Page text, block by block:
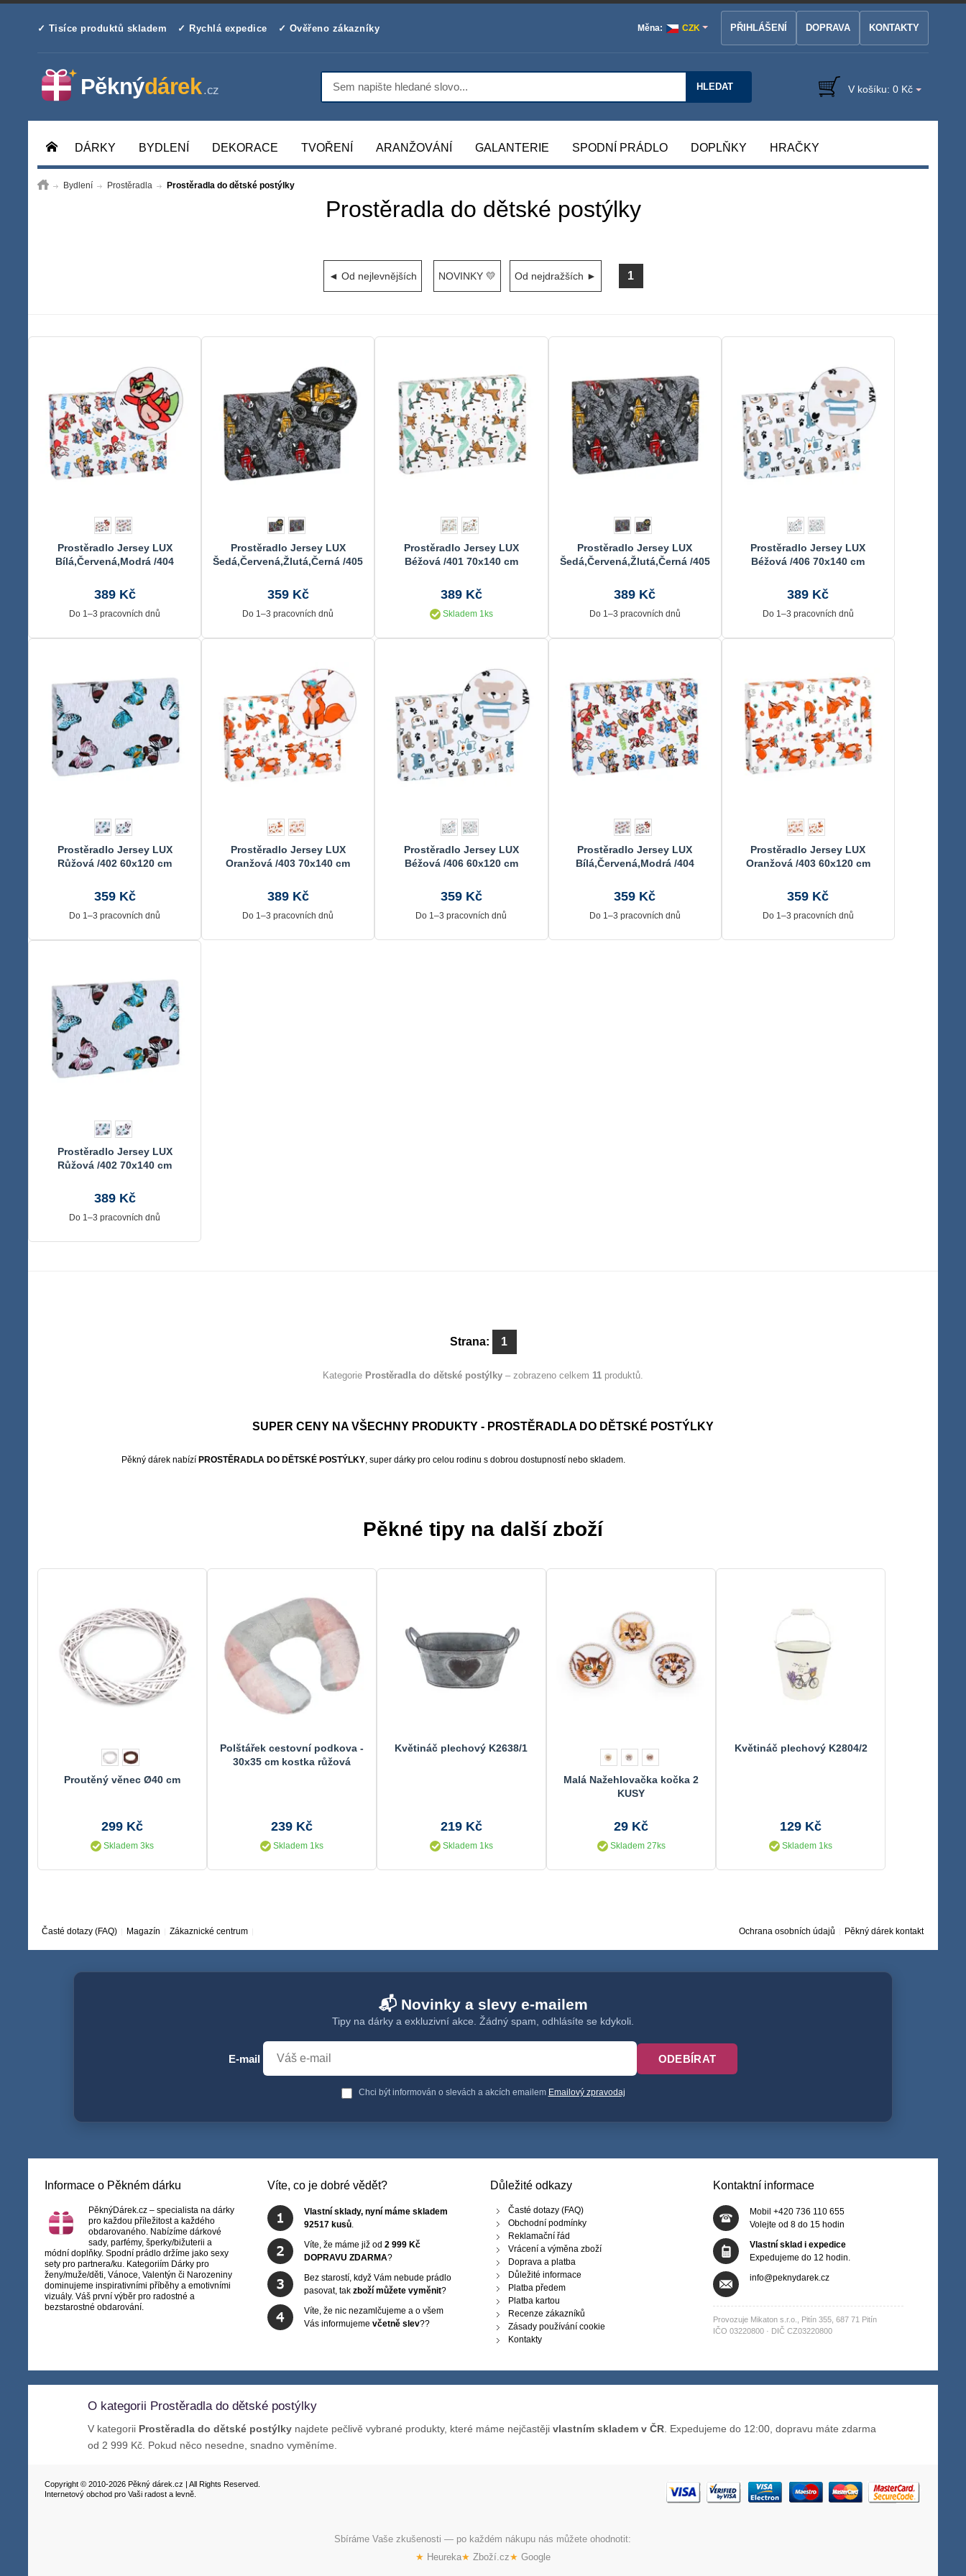
✓ Tisíce produktů skladem ✓ Rychlá expedice ✓ Ověřeno zákazníky Měna: CZK PŘIHLÁŠENÍ DOPRAVA KONTAKTY
HLEDAT V košíku: 0 Kč
DÁRKY BYDLENÍ DEKORACE TVOŘENÍ ARANŽOVÁNÍ GALANTERIE SPODNÍ PRÁDLO DOPLŇKY HRAČKY
Bydlení Prostěradla Prostěradla do dětské postýlky
Prostěradla do dětské postýlky
◄ Od nejlevnějších NOVINKY 💛 Od nejdražších ► 1
Prostěradlo Jersey LUX
Bílá,Červená,Modrá /404
389 Kč
Do 1–3 pracovních dnů
Prostěradlo Jersey LUX
Šedá,Červená,Žlutá,Černá /405
359 Kč
Do 1–3 pracovních dnů
Prostěradlo Jersey LUX
Béžová /401 70x140 cm
389 Kč
Skladem 1ks
Prostěradlo Jersey LUX
Šedá,Červená,Žlutá,Černá /405
389 Kč
Do 1–3 pracovních dnů
Prostěradlo Jersey LUX
Béžová /406 70x140 cm
389 Kč
Do 1–3 pracovních dnů
Prostěradlo Jersey LUX
Růžová /402 60x120 cm
359 Kč
Do 1–3 pracovních dnů
Prostěradlo Jersey LUX
Oranžová /403 70x140 cm
389 Kč
Do 1–3 pracovních dnů
Prostěradlo Jersey LUX
Béžová /406 60x120 cm
359 Kč
Do 1–3 pracovních dnů
Prostěradlo Jersey LUX
Bílá,Červená,Modrá /404
359 Kč
Do 1–3 pracovních dnů
Prostěradlo Jersey LUX
Oranžová /403 60x120 cm
359 Kč
Do 1–3 pracovních dnů
Prostěradlo Jersey LUX
Růžová /402 70x140 cm
389 Kč
Do 1–3 pracovních dnů
Strana: 1
Kategorie Prostěradla do dětské postýlky – zobrazeno celkem 11 produktů.
SUPER CENY NA VŠECHNY PRODUKTY - PROSTĚRADLA DO DĚTSKÉ POSTÝLKY
Pěkný dárek nabízí PROSTĚRADLA DO DĚTSKÉ POSTÝLKY, super dárky pro celou rodinu s dobrou dostupností nebo skladem.
Pěkné tipy na další zboží
Proutěný věnec Ø40 cm
299 Kč
Skladem 3ks
Polštářek cestovní podkova -
30x35 cm kostka růžová
239 Kč
Skladem 1ks
Květináč plechový K2638/1
219 Kč
Skladem 1ks
Malá Nažehlovačka kočka 2
KUSY
29 Kč
Skladem 27ks
Květináč plechový K2804/2
129 Kč
Skladem 1ks
Časté dotazy (FAQ) Magazín Zákaznické centrum Ochrana osobních údajů Pěkný dárek kontakt
📬 Novinky a slevy e-mailem
Tipy na dárky a exkluzivní akce. Žádný spam, odhlásíte se kdykoli.
E-mail ODEBÍRAT
Chci být informován o slevách a akcích emailem Emailový zpravodaj
Informace o Pěkném dárku
PěknýDárek.cz – specialista na dárky
pro každou příležitost a každého
obdarovaného. Nabízíme dárkové
sady, parfémy, šperky/bižuterii a
módní doplňky. Spodní prádlo držíme jako sexy
sety pro partnera/ku. Kategoriím Dárky pro
ženy/muže/děti, Vánoce, Valentýn či Narozeniny
dominujeme inspirativními příběhy a emotivními
vizuály. Váš první výběr pro radostné a
bezstarostné obdarování.
Víte, co je dobré vědět?
Vlastní sklady, nyní máme skladem
92517 kusů.
Víte, že máme již od 2 999 Kč
DOPRAVU ZDARMA?
Bez starostí, když Vám nebude prádlo
pasovat, tak zboží můžete vyměnit?
Víte, že nic nezamlčujeme a o všem
Vás informujeme včetně slev??
Důležité odkazy
Časté dotazy (FAQ)
Obchodní podmínky
Reklamační řád
Vrácení a výměna zboží
Doprava a platba
Důležité informace
Platba předem
Platba kartou
Recenze zákazníků
Zásady používání cookie
Kontakty
Kontaktní informace
Mobil +420 736 110 655
Volejte od 8 do 15 hodin
Vlastní sklad i expedice
Expedujeme do 12 hodin.
info@peknydarek.cz
Provozuje Mikaton s.r.o., Pitín 355, 687 71 Pitín
IČO 03220800 · DIČ CZ03220800
O kategorii Prostěradla do dětské postýlky
V kategorii Prostěradla do dětské postýlkynajdete pečlivě vybrané produkty, které máme nejčastěji vlastním skladem v ČR. Expedujeme do 12:00, dopravu máte zdarma
od 2 999 Kč. Pokud něco nesedne, snadno vyměníme.
Copyright © 2010-2026 Pěkný dárek.cz | All Rights Reserved.
Internetový obchod pro Vaši radost a levně.
Sbíráme Vaše zkušenosti — po každém nákupu nás můžete ohodnotit:
★ Heureka★ Zboží.cz★ Google